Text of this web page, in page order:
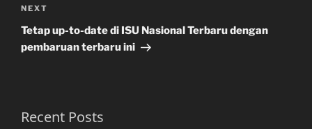
Next
Post
NEXT
Tetap up-to-date di ISU Nasional Terbaru dengan
pembaruan terbaru ini
Recent Posts